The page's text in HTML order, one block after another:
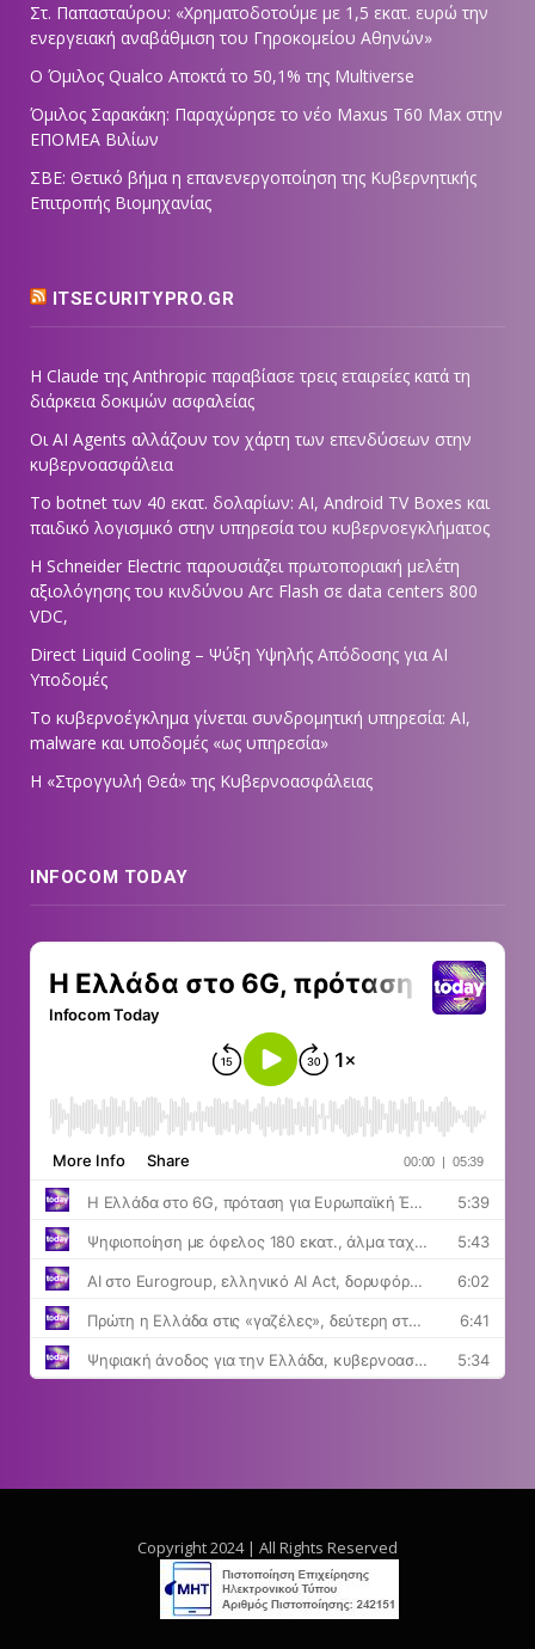
Στ. Παπασταύρου: «Χρηματοδοτούμε με 1,5 εκατ. ευρώ την
ενεργειακή αναβάθμιση του Γηροκομείου Αθηνών»
Ο Όμιλος Qualco Αποκτά το 50,1% της Multiverse
Όμιλος Σαρακάκη: Παραχώρησε το νέο Maxus T60 Max στην
ΕΠΟΜΕΑ Βιλίων
ΣΒΕ: Θετικό βήμα η επανενεργοποίηση της Κυβερνητικής
Επιτροπής Βιομηχανίας
ITSECURITYPRO.GR
Η Claude της Anthropic παραβίασε τρεις εταιρείες κατά τη
διάρκεια δοκιμών ασφαλείας
Οι AI Agents αλλάζουν τον χάρτη των επενδύσεων στην
κυβερνοασφάλεια
Το botnet των 40 εκατ. δολαρίων: AI, Android TV Boxes και
παιδικό λογισμικό στην υπηρεσία του κυβερνοεγκλήματος
Η Schneider Electric παρουσιάζει πρωτοποριακή μελέτη
αξιολόγησης του κινδύνου Arc Flash σε data centers 800
VDC,
Direct Liquid Cooling – Ψύξη Υψηλής Απόδοσης για AI
Υποδομές
Το κυβερνοέγκλημα γίνεται συνδρομητική υπηρεσία: AI,
malware και υποδομές «ως υπηρεσία»
Η «Στρογγυλή Θεά» της Κυβερνοασφάλειας
INFOCOM TODAY
Copyright 2024 | All Rights Reserved